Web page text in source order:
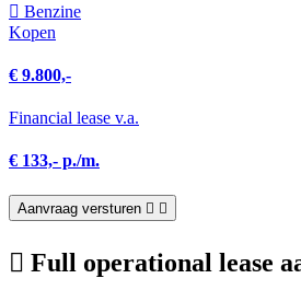
Benzine
Kopen
€ 9.800,-
Financial lease v.a.
€ 133,- p./m.
Aanvraag versturen
Full operational lease